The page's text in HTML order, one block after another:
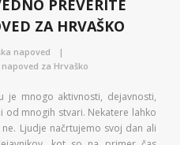
PREVERITE
ZA HRVAŠKO
napoved
za Hrvaško
je mnogo aktivnosti, dejavnosti,
od mnogih stvari. Nekatere lahko
Ljudje načrtujemo svoj dan ali